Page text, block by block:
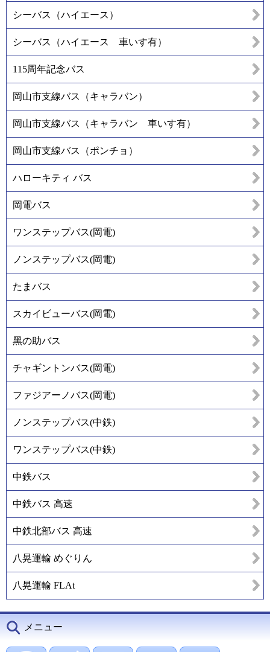
シーバス（ハイエース）
シーバス（ハイエース 車いす有）
115周年記念バス
岡山市支線バス（キャラバン）
岡山市支線バス（キャラバン 車いす有）
岡山市支線バス（ポンチョ）
ハローキティ バス
岡電バス
ワンステップバス(岡電)
ノンステップバス(岡電)
たまバス
スカイビューバス(岡電)
黑の助バス
チャギントンバス(岡電)
ファジアーノバス(岡電)
ノンステップバス(中鉄)
ワンステップバス(中鉄)
中鉄バス
中鉄バス 高速
中鉄北部バス 高速
八晃運輸 めぐりん
八晃運輸 FLAt
メニュー